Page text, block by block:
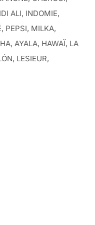
ALI, INDOMIE,
PEPSI, MILKA,
AYALA, HAWAÏ, LA
LESIEUR,